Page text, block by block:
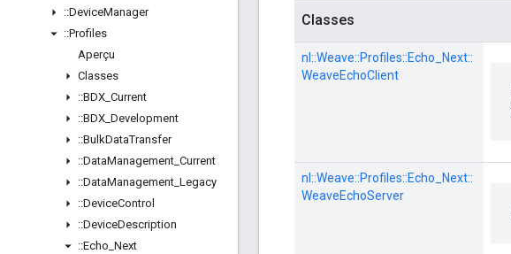
::DeviceManager
::Profiles
Aperçu
Classes
::BDX Current
::BDX Development
::BulkDataTransfer
::DataManagement Current
::DataManagement Legacy
::DeviceControl
::DeviceDescription
::Echo Next
Classes
nl::Weave::Profiles::Echo_Next::
WeaveEchoClient
nl::Weave::Profiles::Echo_Next::
WeaveEchoServer